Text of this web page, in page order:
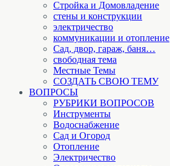
Стройка и Домовладение
стены и конструкции
электричество
коммуникации и отопление
Cад, двор, гараж, баня…
свободная тема
Местные Темы
СОЗДАТЬ СВОЮ ТЕМУ
ВОПРОСЫ
РУБРИКИ ВОПРОСОВ
Инструменты
Водоснабжение
Сад и Огород
Отопление
Электричество